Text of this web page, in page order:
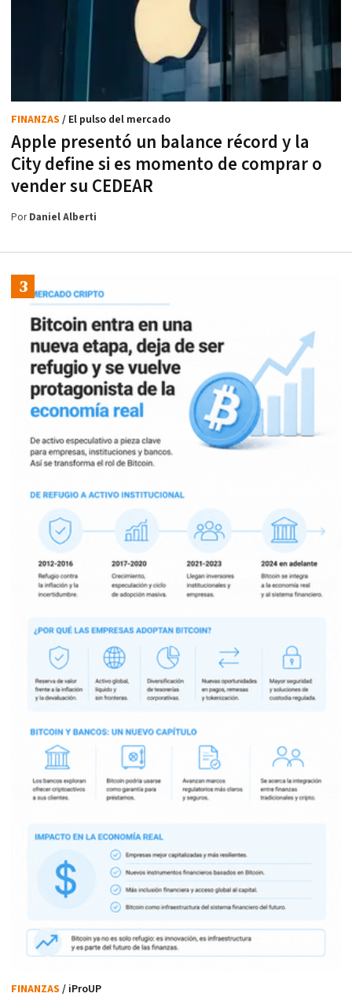
Apple presentó un balance récord y la
City define si es momento de comprar o
vender su CEDEAR
FINANZAS / El pulso del mercado
PorDaniel Alberti
FINANZAS / iProUP